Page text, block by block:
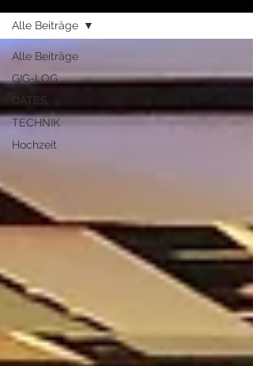
Alle Beiträge
GIG-LOG
DATES
TECHNIK
Hochzeit
Alle Beiträge